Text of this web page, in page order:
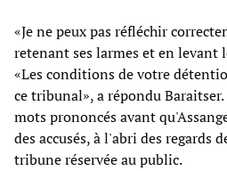
«Je ne peux pas réfléchir
retenant ses larmes et en levant
«Les conditions de votre
ce tribunal», a répondu
mots prononcés avant
des accusés, à l'abri des regards
tribune réservée au public.